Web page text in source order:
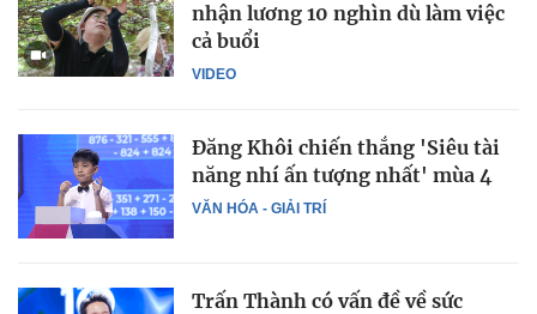
VIDEO
nhận lương 10 nghìn dù làm việc
cả buổi
VĂN HÓA - GIẢI TRÍ
Đăng Khôi chiến thắng 'Siêu tài
năng nhí ấn tượng nhất' mùa 4
Trấn Thành có vấn đề về sức